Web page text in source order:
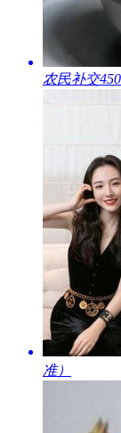
农民补交
准）